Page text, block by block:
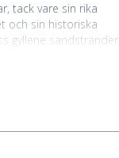
tack vare sin rika
och sin historiska
gyllene sandstränder,
från marknader,